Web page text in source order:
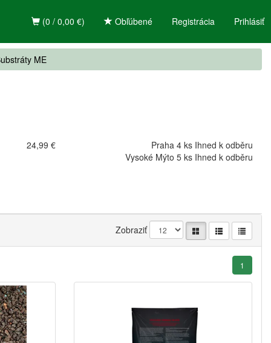
Registrácia Prihlásiť
(0 / 0,00 €) Obľúbené
ME
24,99 €
Praha 4 ks Ihned k odběru
Vysoké Mýto 5 ks Ihned k odběru
Zobraziť
1